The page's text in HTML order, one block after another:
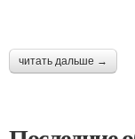
читать дальше →